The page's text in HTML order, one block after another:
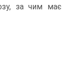
за чим має